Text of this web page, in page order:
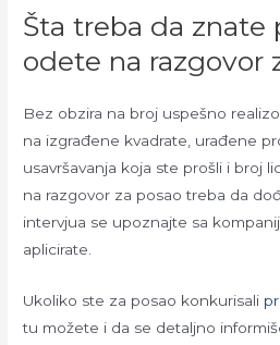
Šta treba da znate
odete na razgovor
Bez obzira na broj uspešno
na izgrađene kvadrate, urađene
usavršavanja koja ste prošli i broj
na razgovor za posao treba da
intervjua se upoznajte sa
aplicirate.
Ukoliko ste za posao konkurisali
tu možete i da se detaljno